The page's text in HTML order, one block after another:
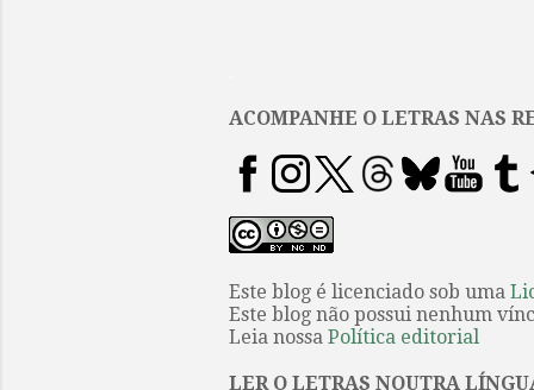
ACOMPANHE O LETRAS NAS
Este blog é licenciado sob uma
Este blog não possui nenhum
Leia nossa Política editorial
LER O LETRAS NOUTRA